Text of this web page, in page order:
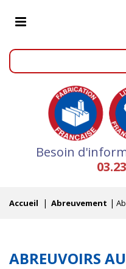
Besoin
Accueil Abreuvement
ABREUVOIRS